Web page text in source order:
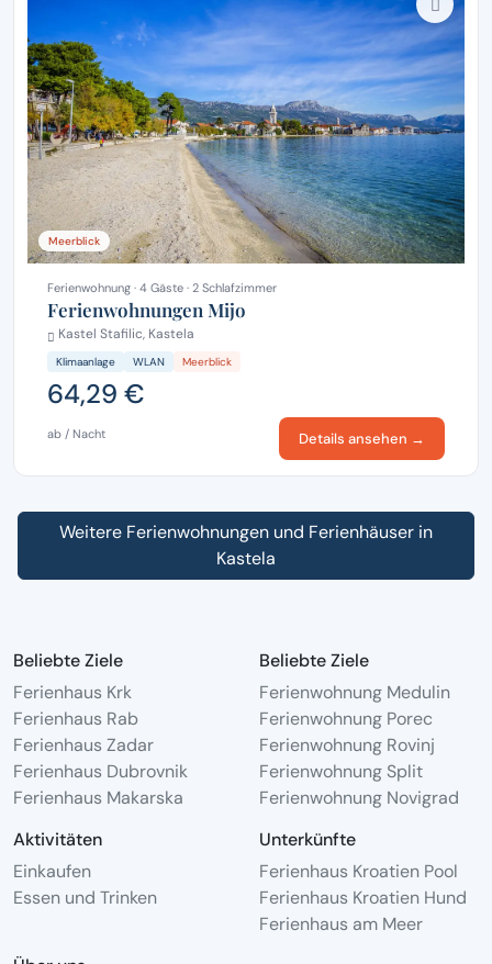
Meerblick
Ferienwohnung · 4 Gäste · 2 Schlafzimmer
Ferienwohnungen Mijo
Kastel Stafilic, Kastela
Klimaanlage WLAN Meerblick
64,29 €
ab / Nacht Details ansehen →
Weitere Ferienwohnungen und Ferienhäuser in
Kastela
Beliebte Ziele
Ferienhaus Krk
Ferienhaus Rab
Ferienhaus Zadar
Ferienhaus Dubrovnik
Ferienhaus Makarska
Beliebte Ziele
Ferienwohnung Medulin
Ferienwohnung Porec
Ferienwohnung Rovinj
Ferienwohnung Split
Ferienwohnung Novigrad
Aktivitäten
Einkaufen
Essen und Trinken
Unterkünfte
Ferienhaus Kroatien Pool
Ferienhaus Kroatien Hund
Ferienhaus am Meer